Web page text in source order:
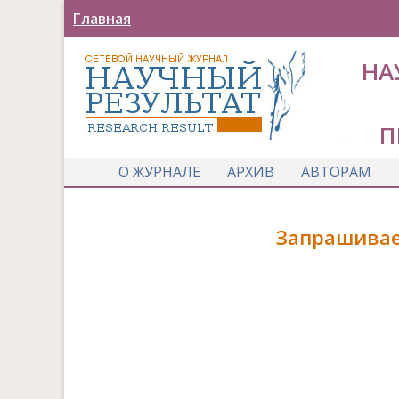
Главная
О ЖУРНАЛЕ АРХИВ АВТОРАМ